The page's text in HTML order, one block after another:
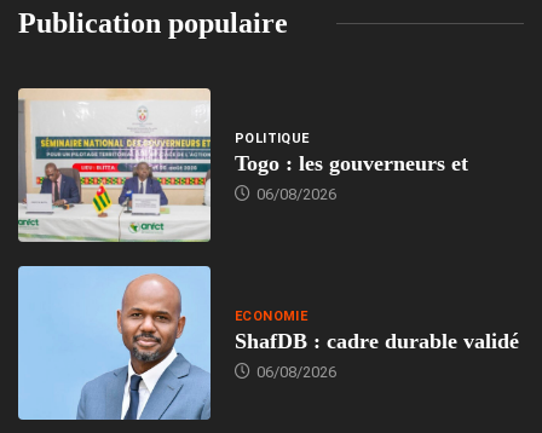
Publication populaire
POLITIQUE
Togo : les gouverneurs et
06/08/2026
ECONOMIE
ShafDB : cadre durable validé
06/08/2026